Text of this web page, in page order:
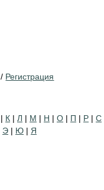
/ Регистрация
| К | Л | М | Н | О | П | Р | С
Э | Ю | Я